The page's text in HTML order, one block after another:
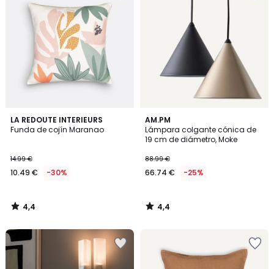
LA REDOUTE INTERIEURS
Funda de cojín Maranao
14.99 €
10.49 € -30%
4,4
/ 5
4,4
/
AM.PM
Lámpara colgante cónica de
19 cm de diámetro, Moke
88.99 €
66.74 € -25%
4,4
/ 5
4,4
/